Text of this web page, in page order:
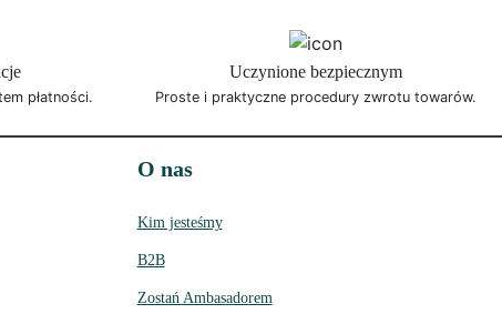
płatności.
Uczynione bezpiecznym
Proste i praktyczne procedury zwrotu towarów.
O nas
Kim jesteśmy
B2B
Zostań Ambasadorem